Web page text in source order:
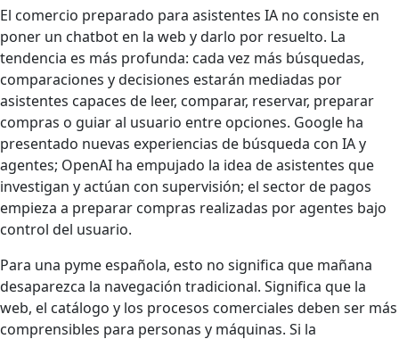
El comercio preparado para asistentes IA no consiste en
poner un chatbot en la web y darlo por resuelto. La
tendencia es más profunda: cada vez más búsquedas,
comparaciones y decisiones estarán mediadas por
asistentes capaces de leer, comparar, reservar, preparar
compras o guiar al usuario entre opciones. Google ha
presentado nuevas experiencias de búsqueda con IA y
agentes; OpenAI ha empujado la idea de asistentes que
investigan y actúan con supervisión; el sector de pagos
empieza a preparar compras realizadas por agentes bajo
control del usuario.
Para una pyme española, esto no significa que mañana
desaparezca la navegación tradicional. Significa que la
web, el catálogo y los procesos comerciales deben ser más
comprensibles para personas y máquinas. Si la